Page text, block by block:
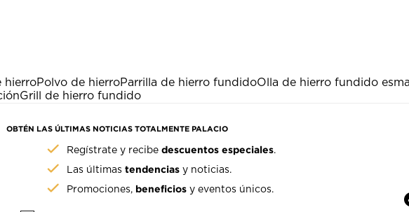
hierroPolvo de hierroParrilla de hierro fundidoOlla de hierro fundido
Grill de hierro fundido
OBTÉN LAS ÚLTIMAS NOTICIAS TOTALMENTE PALACIO
Regístrate y recibedescuentos especiales.
Las últimastendencias y noticias.
Promociones, beneficios y eventos únicos.